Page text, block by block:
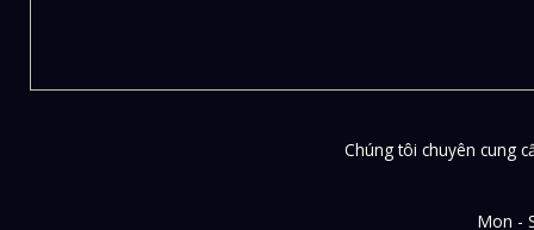
Chúng tôi chuyên cung
Mon -